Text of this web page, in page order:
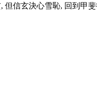
但信玄決心雪恥, 回到甲